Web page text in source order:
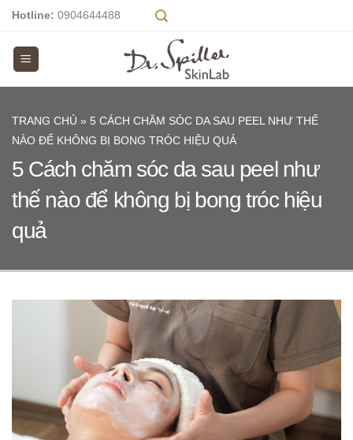
Skip
content
Hotline: 0904644488
TRANG CHỦ » 5 CÁCH CHĂM SÓC DA SAU PEEL NHƯ THẾ
NÀO ĐỂ KHÔNG BỊ BONG TRÓC HIỆU QUẢ
5 Cách chăm sóc da sau peel như
thế nào để không bị bong tróc hiệu
quả